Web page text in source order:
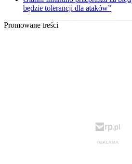
będzie tolerancji dla ataków”
Promowane treści